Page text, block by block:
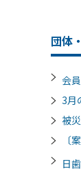
団体
会
3月
被
〔
日